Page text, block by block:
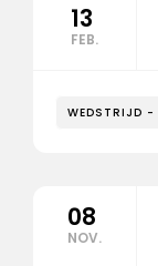
13
FEB.
WEDSTRIJD -
08
NOV.